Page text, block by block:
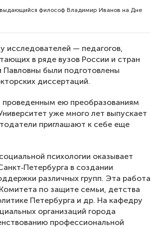
философ Владимир Иванов на Дне
исследователей — педагогов,
в ряде вузов России и стран
были подготовлены
диссертаций.
ею преобразованиям
уже много лет выпускает
приглашают к себе еще
психологии оказывает
в создании
различных групп. Эта работа
по защите семьи, детства
Петербурга и др. На кафедру
организаций города
профессиональной